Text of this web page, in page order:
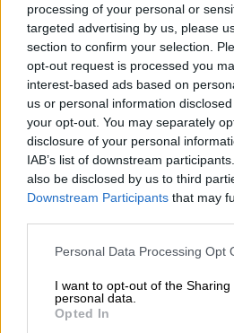
processing of your personal or
targeted advertising by us, please
section to confirm your selection.
opt-out request is processed you
interest-based ads based on
us or personal information
your opt-out. You may separately
disclosure of your personal
IAB’s list of downstream
also be disclosed by us to third
Downstream Participants that may
Please note that this website/app
not limited to your visit or usage
grant or deny consent to Google
use your data for below specified
Personal Data Processing Opt
I want to opt-out of the Sharing
personal data.
Opted In
Παναγία των Παρισίων (AP Photo)
Προσθέστε το
Ηπλειοψηφία τωνΓάλλων
σύμφωνα μεδημοσκόπηση
Elabe, ότι κατά τους
ζωνάρι».
ΔΙΑΒΑΣΤΕ ΕΠΙΣΗΣ